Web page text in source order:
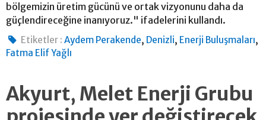
bölgemizin üretim gücünü ve ortak vizyonunu daha da
güçlendireceğine inanıyoruz." ifadelerini kullandı.
Etiketler : Aydem Perakende, Denizli, Enerji Buluşmaları,
Fatma Elif Yağlı
Akyurt, Melet Enerji Grubu